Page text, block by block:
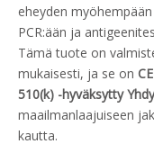
eheyden
PCR:ään ja
Tämä tuote on
mukaisesti, ja se on
510(k) -hyväksytty
maailmanlaajuiseen
kautta.